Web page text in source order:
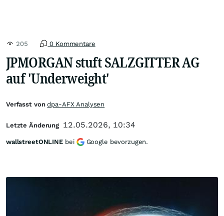
205 0 Kommentare
JPMORGAN stuft SALZGITTER AG
auf 'Underweight'
Verfasst vondpa-AFX Analysen
Letzte Änderung 12.05.2026, 10:34
wallstreetONLINE bei Google bevorzugen.